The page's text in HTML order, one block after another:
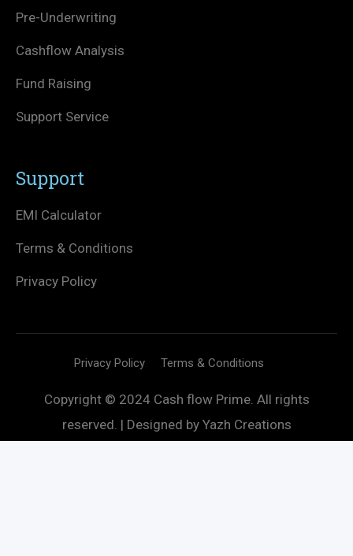
Pre-Underwriting
Cashflow Analysis
Fund Raising
Support Service
Support
EMI Calculator
Terms & Conditions
Privacy Policy
Copyright © 2024 Cash flow Prime. All rights
reserved. | Designed by Yazh Creations
Privacy Policy Terms & Conditions